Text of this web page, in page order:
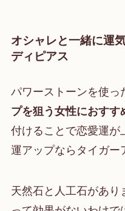
オシャレと一緒に運
ディピアス
パワーストーンを使っ
プを狙う女性におすす
付けることで恋愛運が
運アップならタイガー
天然石と人工石があり